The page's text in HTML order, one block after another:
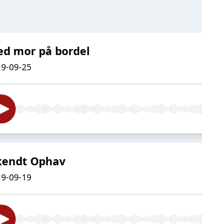
mor på bordel
09-25
Ophav
09-19